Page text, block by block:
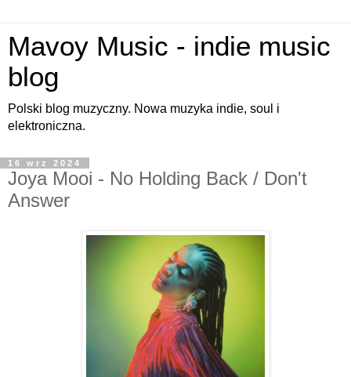
Mavoy Music - indie music
blog
Polski blog muzyczny. Nowa muzyka indie, soul i
elektroniczna.
16 wrz 2024
Joya Mooi - No Holding Back / Don't
Answer